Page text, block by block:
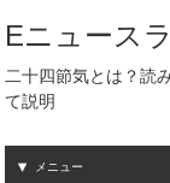
Eニュース
二十四節気とは？読
て説明
メニュー